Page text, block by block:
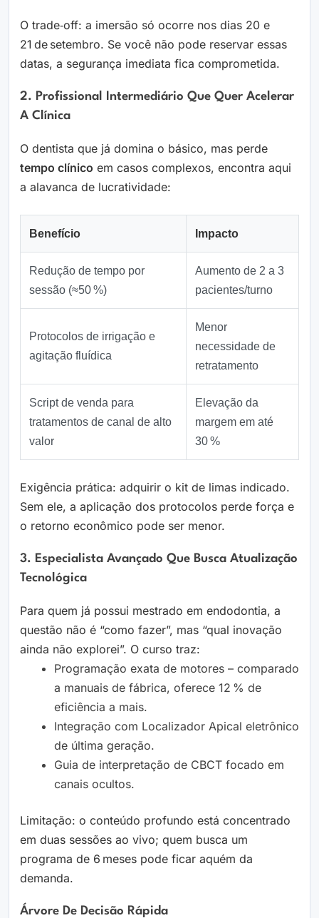
O trade‑off: a imersão só ocorre nos dias 20 e
21 de setembro. Se você não pode reservar essas
datas, a segurança imediata fica comprometida.
2. Profissional Intermediário Que Quer Acelerar
A Clínica
O dentista que já domina o básico, mas perde
tempo clínico em casos complexos, encontra aqui
a alavanca de lucratividade:
Benefício Impacto
Redução de tempo por
sessão (≈50 %)
Aumento de 2 a 3
pacientes/turno
Protocolos de irrigação e
agitação fluídica
Menor
necessidade de
retratamento
Script de venda para
tratamentos de canal de alto
valor
Elevação da
margem em até
30 %
Exigência prática: adquirir o kit de limas indicado.
Sem ele, a aplicação dos protocolos perde força e
o retorno econômico pode ser menor.
3. Especialista Avançado Que Busca Atualização
Tecnológica
Para quem já possui mestrado em endodontia, a
questão não é “como fazer”, mas “qual inovação
ainda não explorei”. O curso traz:
Programação exata de motores – comparado
a manuais de fábrica, oferece 12 % de
eficiência a mais.
Integração com Localizador Apical eletrônico
de última geração.
Guia de interpretação de CBCT focado em
canais ocultos.
Limitação: o conteúdo profundo está concentrado
em duas sessões ao vivo; quem busca um
programa de 6 meses pode ficar aquém da
demanda.
Árvore De Decisão Rápida